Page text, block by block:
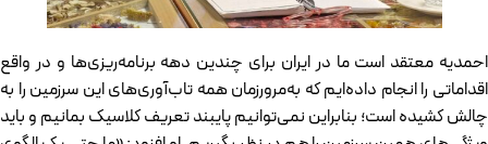
احمدیه معتقد است ما در ایران برای چندین دهه برنامه‌ریزی‌ها و در واقع
اقداماتی را انجام داده‌ایم که به‌مرورزمان همه تاب‌آوری‌های این سرزمین را به
چالش کشیده است؛ بنابراین نمی‌توانیم پایبند تعریف کلاسیک بمانیم و باید